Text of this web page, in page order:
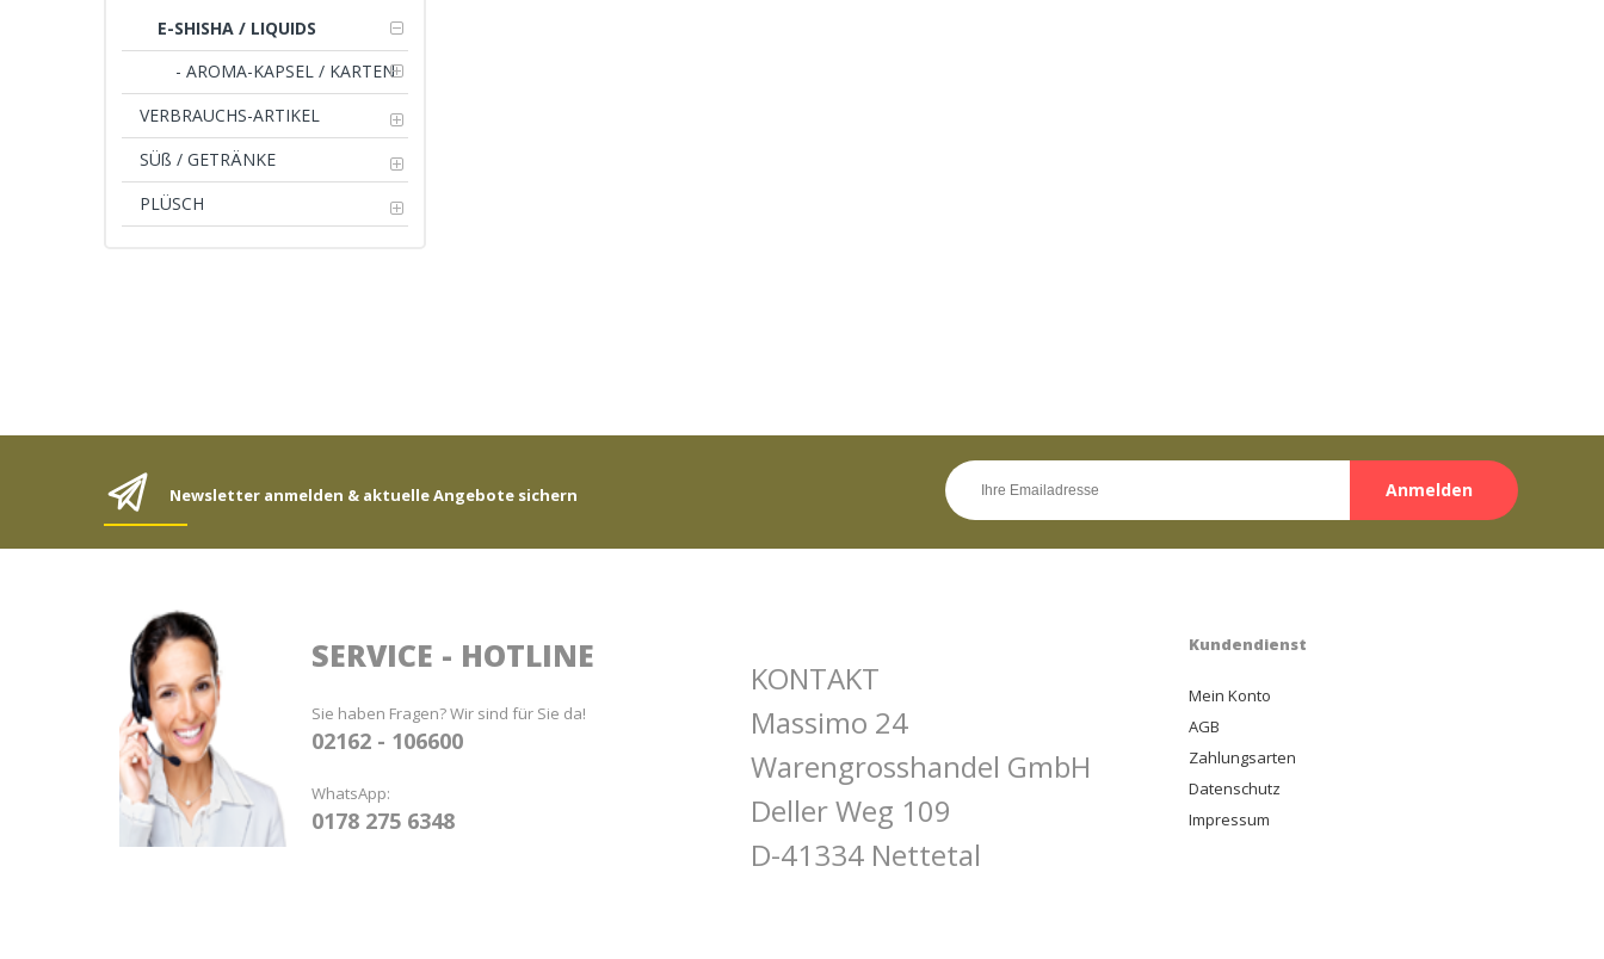
E-SHISHA / LIQUIDS
- AROMA-KAPSEL / KARTEN
VERBRAUCHS-ARTIKEL
SÜß / GETRÄNKE
PLÜSCH
Newsletter anmelden & aktuelle Angebote sichern Anmelden
SERVICE - HOTLINE
Sie haben Fragen? Wir sind für Sie da!
02162 - 106600
WhatsApp:
0178 275 6348
KONTAKT
Massimo 24
Warengrosshandel GmbH
Deller Weg 109
D-41334 Nettetal
Kundendienst
Mein Konto
AGB
Zahlungsarten
Datenschutz
Impressum